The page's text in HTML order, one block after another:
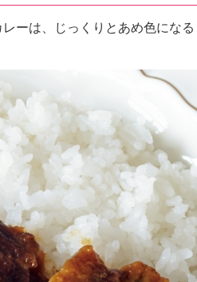
ーは、じっくりとあめ色にな